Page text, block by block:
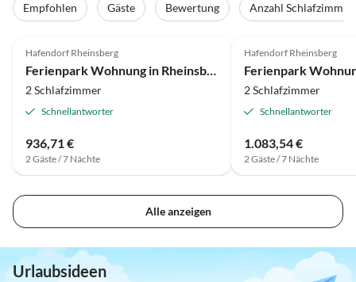
Empfohlen Gäste Bewertung
Anzahl Schlafzimmer
Hafendorf Rheinsberg
2 Schlafzimmer
Schnellantworter
936,71 €
2 Gäste / 7 Nächte
Hafendorf Rheinsberg
2 Schlafzimmer
Schnellantworter
1.083,54 €
2 Gäste / 7 Nächte
Alle anzeigen
Urlaubsideen